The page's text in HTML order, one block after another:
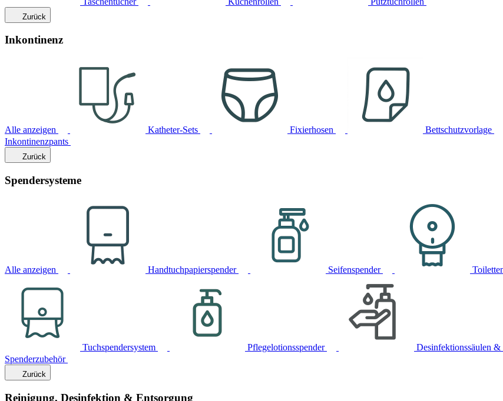
Zurück
Inkontinenz
Alle anzeigen Katheter-Sets Fixierhosen Bettschutzvorlage
Inkontinenzpants
Zurück
Spendersysteme
Alle anzeigen Handtuchpapierspender Seifenspender
Tuchspendersystem Pflegelotionsspender Desinfektionssäulen &
Spenderzubehör
Zurück
Reinigung, Desinfektion & Entsorgung